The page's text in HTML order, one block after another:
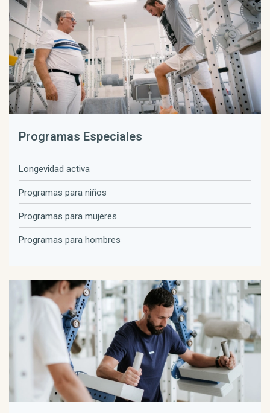
Programas Especiales
Longevidad activa
Programas para niños
Programas para mujeres
Programas para hombres